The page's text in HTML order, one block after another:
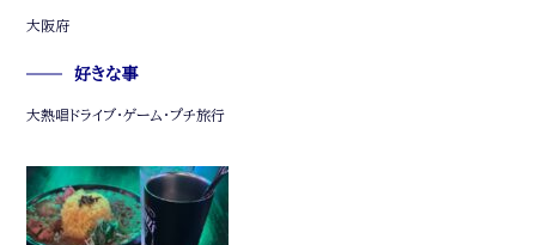
大阪府
好きな事
大熱唱ドライブ・ゲーム・プチ旅行